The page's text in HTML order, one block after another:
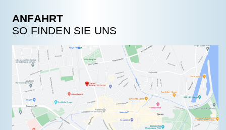
ANFAHRT
SO FINDEN SIE UNS